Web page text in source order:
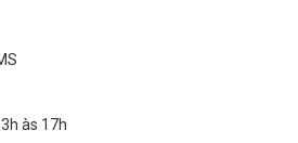
às 17h